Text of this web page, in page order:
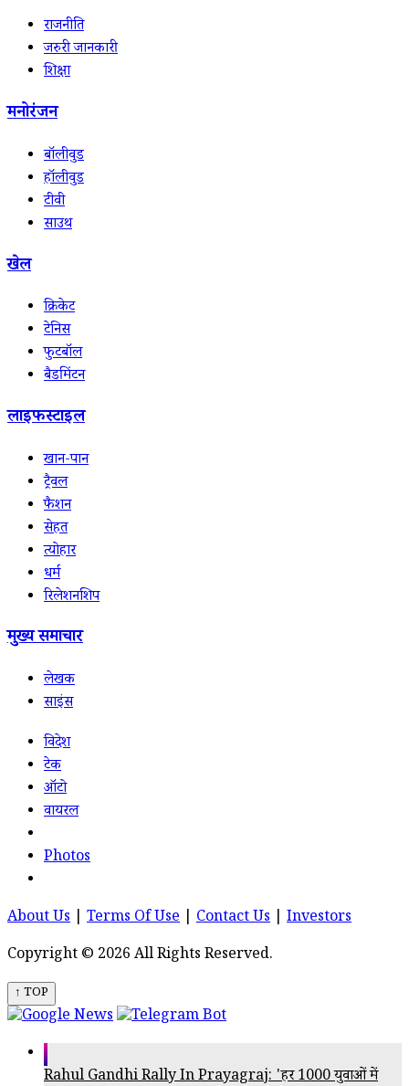
राजनीति
जरुरी जानकारी
शिक्षा
मनोरंजन
बॉलीवुड
हॉलीवुड
टीवी
साउथ
खेल
क्रिकेट
टेनिस
फुटबॉल
बैडमिंटन
लाइफस्टाइल
खान-पान
ट्रैवल
फैशन
सेहत
त्योहार
धर्म
रिलेशनशिप
मुख्य समाचार
लेखक
साइंस
विदेश
टेक
ऑटो
वायरल
Photos
About Us Terms Of Use Contact Us
Investors
Copyright © 2026 All Rights Reserved.
↑ TOP
Rahul Gandhi Rally In Prayagraj: 'हर 1000 युवाओं में